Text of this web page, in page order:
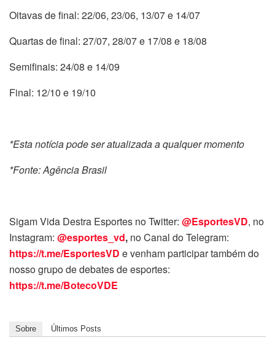
Oitavas de final: 22/06, 23/06, 13/07 e 14/07
Quartas de final: 27/07, 28/07 e 17/08 e 18/08
Semifinais: 24/08 e 14/09
Final: 12/10 e 19/10
*Esta notícia pode ser atualizada a qualquer momento
*Fonte: Agência Brasil
Sigam Vida Destra Esportes no Twitter: @EsportesVD, no
Instagram: @esportes_vd, no Canal do Telegram:
https://t.me/EsportesVD e venham participar também do
nosso grupo de debates de esportes:
https://t.me/BotecoVDE
Sobre Últimos Posts